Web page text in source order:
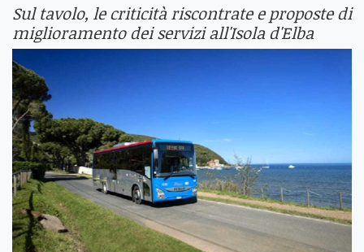
Sul tavolo, le criticità riscontrate e proposte di
miglioramento dei servizi all'Isola d'Elba